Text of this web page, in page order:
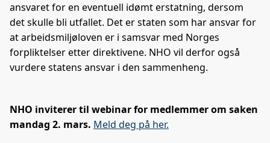
ansvaret for en eventuell idømt erstatning, dersom
det skulle bli utfallet. Det er staten som har ansvar for
at arbeidsmiljøloven er i samsvar med Norges
forpliktelser etter direktivene. NHO vil derfor også
vurdere statens ansvar i den sammenheng.
NHO inviterer til webinar for medlemmer om saken
mandag 2. mars. Meld deg på her.